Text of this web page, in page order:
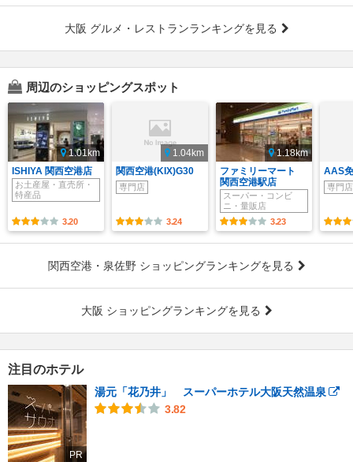
大阪 グルメ・レストランランキングを見る
周辺のショッピングスポット
1.01km
ISHIYA 関西空港店
お土産屋・直売所・
特産品
3.20
1.04km
関西空港(KIX)G30
専門店
3.24
1.18km
ファミリーマート
関西空港駅店
スーパー・コンビ
ニ・量販店
3.23
AAS
専門店
関西空港・泉佐野 ショッピングランキングを見る
大阪 ショッピングランキングを見る
注目のホテル
PR
湯元「花乃井」 スーパーホテル大阪天然温泉
3.82